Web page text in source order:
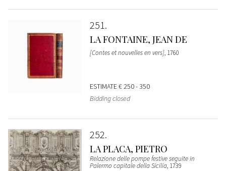
251
LA FONTAINE, JEAN DE
[Contes et nouvelles en vers], 1760
ESTIMATE€ 250 - 350
Bidding closed
252
LA PLACA, PIETRO
Relazione delle pompe festive seguite in
Palermo capitale della Sicilia, 1739